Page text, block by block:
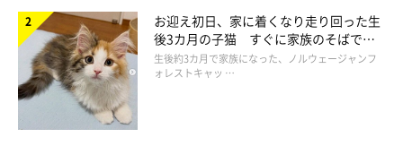
お迎え初日、家に着くなり走り回った生
後3カ月の子猫 すぐに家族のそばで落
ち着く姿に「迎えてよかった」
生後約3カ月で家族になった、ノルウェージャンフ
ォレストキャッ …